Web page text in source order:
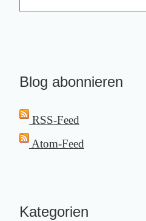
Blog abonnieren
RSS-Feed
Atom-Feed
Kategorien